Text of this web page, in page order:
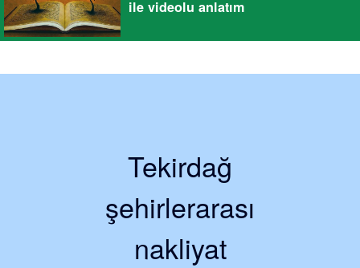
ile videolu anlatım
Tekirdağ
şehirlerarası
nakliyat